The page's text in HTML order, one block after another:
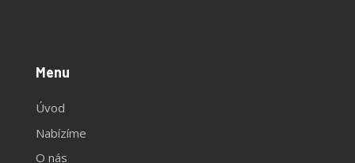
Menu
Úvod
Nabízíme
O nás